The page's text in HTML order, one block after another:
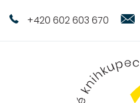
+420 602 603 670